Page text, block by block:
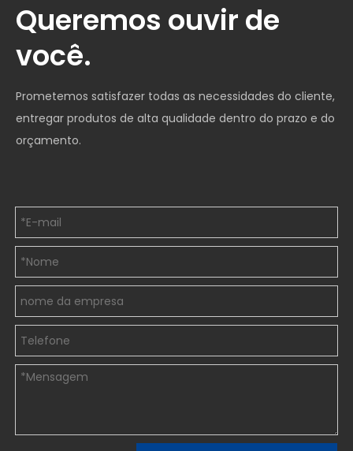
Queremos ouvir de
você.
Prometemos satisfazer todas as necessidades do cliente,
entregar produtos de alta qualidade dentro do prazo e do
orçamento.